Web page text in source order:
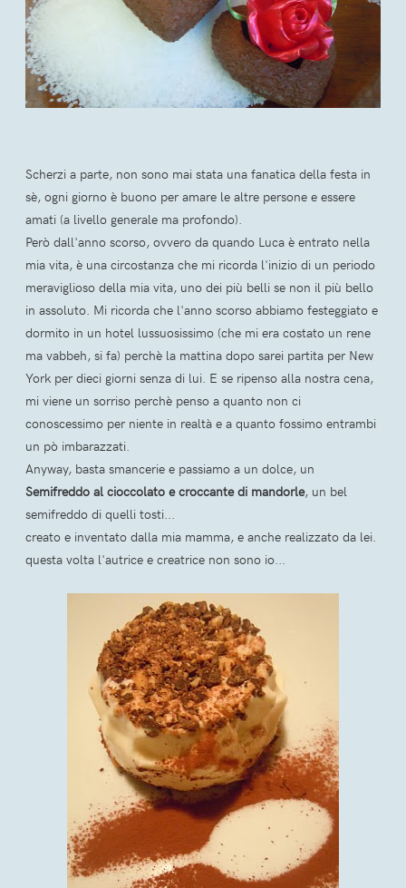
Scherzi a parte, non sono mai stata una fanatica della festa in
sè, ogni giorno è buono per amare le altre persone e essere
amati (a livello generale ma profondo).
Però dall'anno scorso, ovvero da quando Luca è entrato nella
mia vita, è una circostanza che mi ricorda l'inizio di un periodo
meraviglioso della mia vita, uno dei più belli se non il più bello
in assoluto. Mi ricorda che l'anno scorso abbiamo festeggiato e
dormito in un hotel lussuosissimo (che mi era costato un rene
ma vabbeh, si fa) perchè la mattina dopo sarei partita per New
York per dieci giorni senza di lui. E se ripenso alla nostra cena,
mi viene un sorriso perchè penso a quanto non ci
conoscessimo per niente in realtà e a quanto fossimo entrambi
un pò imbarazzati.
Anyway, basta smancerie e passiamo a un dolce, un
Semifreddo al cioccolato e croccante di mandorle, un bel
semifreddo di quelli tosti...
creato e inventato dalla mia mamma, e anche realizzato da lei.
questa volta l'autrice e creatrice non sono io...